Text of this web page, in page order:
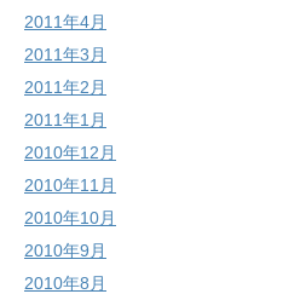
2011年4月
2011年3月
2011年2月
2011年1月
2010年12月
2010年11月
2010年10月
2010年9月
2010年8月